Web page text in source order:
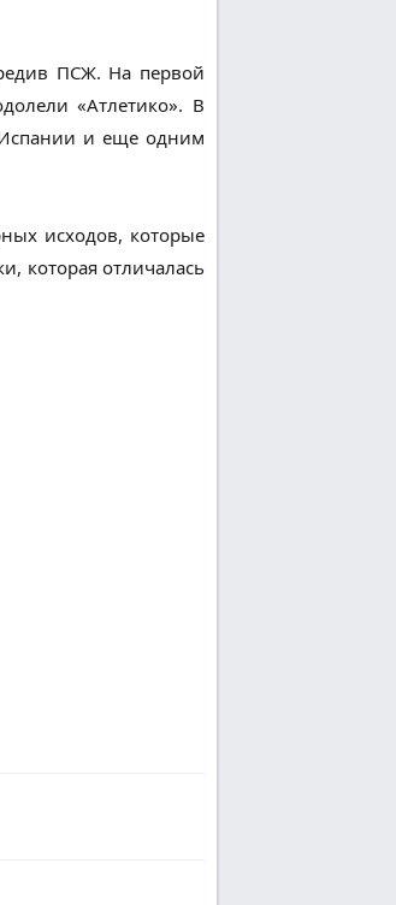
ПСЖ. На первой
«Атлетико». В
и еще одним
исходов, которые
которая отличалась